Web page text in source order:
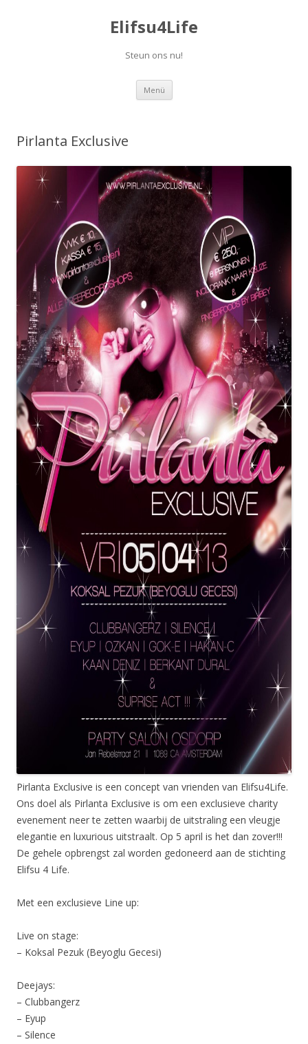
Elifsu4Life
Steun ons nu!
Menü Springe
Inhalt
Pirlanta Exclusive
Pirlanta Exclusive is een concept van vrienden van Elifsu4Life.
Ons doel als Pirlanta Exclusive is om een exclusieve charity
evenement neer te zetten waarbij de uitstraling een vleugje
elegantie en luxurious uitstraalt. Op 5 april is het dan zover!!!
De gehele opbrengst zal worden gedoneerd aan de stichting
Elifsu 4 Life.
Met een exclusieve Line up:
Live on stage:
– Koksal Pezuk (Beyoglu Gecesi)
Deejays:
– Clubbangerz
– Eyup
– Silence